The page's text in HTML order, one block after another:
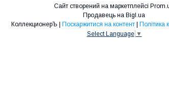
Сайт створений на маркетплейсі
Продавець на Bigl.ua
Поскаржитися на контент
Політика
Select Language ▼